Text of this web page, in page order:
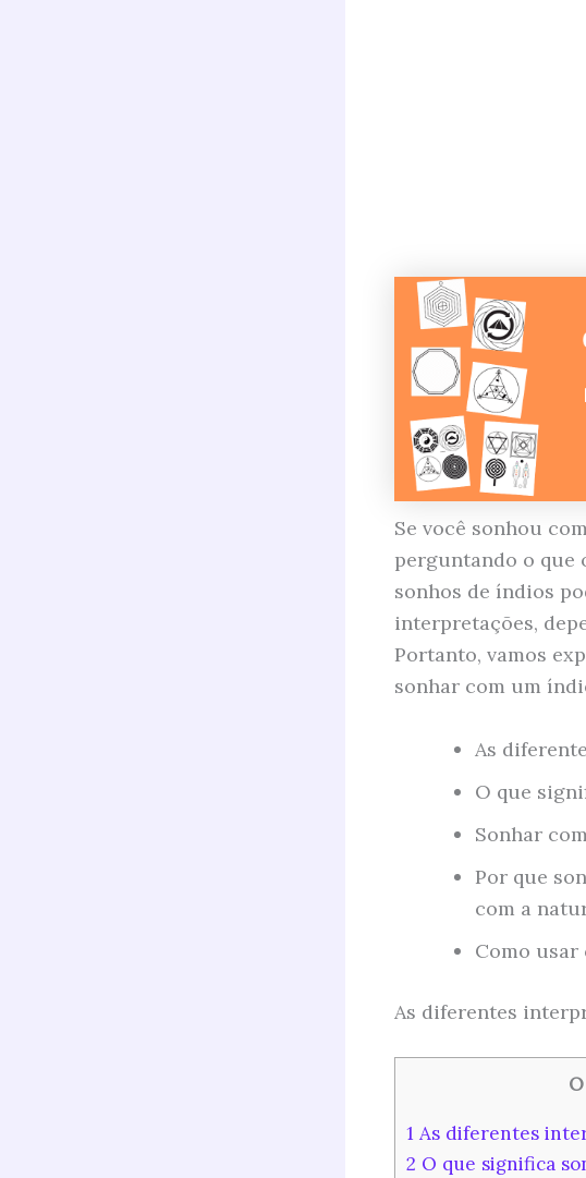
Se você sonhou
perguntando o que
sonhos de índios
interpretações,
Portanto, vamos
sonhar com um
As
O que
Sonhar
Por que
com a
Como
As diferentes
1 As diferentes
2 O que significa